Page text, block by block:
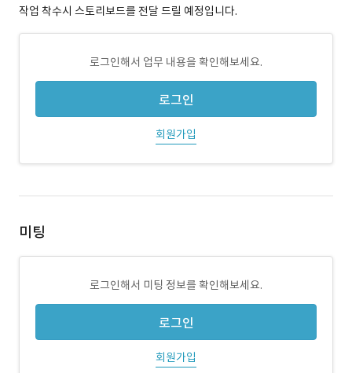
작업 착수시 스토리보드를 전달 드릴 예정입니다.
로그인해서 업무 내용을 확인해보세요.
로그인
회원가입
미팅
로그인해서 미팅 정보를 확인해보세요.
로그인
회원가입